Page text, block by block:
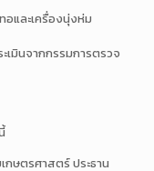
และเครื่องนุ่งห่ม
เมินจากกรรมการตรวจ
ษตรศาสตร์ ประธาน